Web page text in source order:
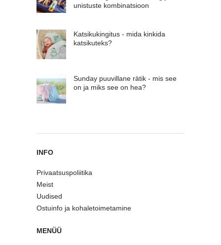
unistuste kombinatsioon
Katsikukingitus - mida kinkida
katsikuteks?
Sunday puuvillane rätik - mis see
on ja miks see on hea?
INFO
Privaatsuspoliitika
Meist
Uudised
Ostuinfo ja kohaletoimetamine
MENÜÜ